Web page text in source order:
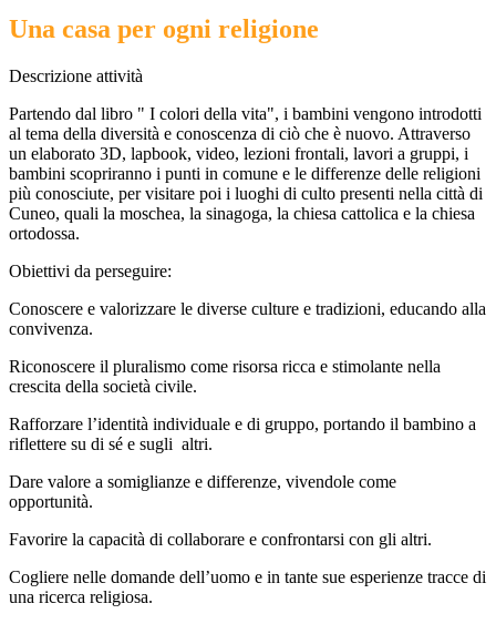
Una casa per ogni religione
Descrizione attività
Partendo dal libro " I colori della vita", i bambini vengono introdotti
al tema della diversità e conoscenza di ciò che è nuovo. Attraverso
un elaborato 3D, lapbook, video, lezioni frontali, lavori a gruppi, i
bambini scopriranno i punti in comune e le differenze delle religioni
più conosciute, per visitare poi i luoghi di culto presenti nella città di
Cuneo, quali la moschea, la sinagoga, la chiesa cattolica e la chiesa
ortodossa.
Obiettivi da perseguire:
Conoscere e valorizzare le diverse culture e tradizioni, educando alla
convivenza.
Riconoscere il pluralismo come risorsa ricca e stimolante nella
crescita della società civile.
Rafforzare l’identità individuale e di gruppo, portando il bambino a
riflettere su di sé e sugli altri.
Dare valore a somiglianze e differenze, vivendole come
opportunità.
Favorire la capacità di collaborare e confrontarsi con gli altri.
Cogliere nelle domande dell’uomo e in tante sue esperienze tracce di
una ricerca religiosa.